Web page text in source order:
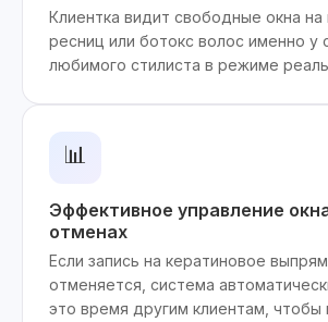
Клиентка видит свободные окна
ресниц или ботокс волос именно у
любимого стилиста в режиме
📊
Эффективное управление
отменах
Если запись на кератиновое
отменяется, система
это время другим клиентам, чтобы